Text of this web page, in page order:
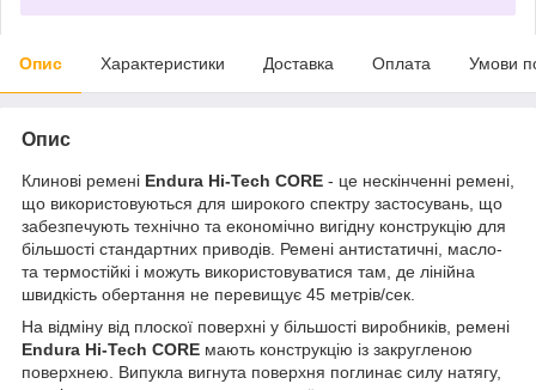
Опис Характеристики Доставка Оплата Умови
Опис
Клинові ремені Endura Hi-Tech CORE - це нескінченні ремені,
що використовуються для широкого спектру застосувань, що
забезпечують технічно та економічно вигідну конструкцію для
більшості стандартних приводів. Ремені антистатичні, масло-
та термостійкі і можуть використовуватися там, де лінійна
швидкість обертання не перевищує 45 метрів/сек.
На відміну від плоскої поверхні у більшості виробників, ремені
Endura Hi-Tech CORE мають конструкцію із закругленою
поверхнею. Випукла вигнута поверхня поглинає силу натягу,